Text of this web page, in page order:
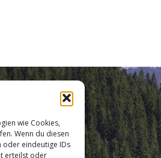
wie Cookies,
Wenn du diesen
oder eindeutige IDs
erteilst oder